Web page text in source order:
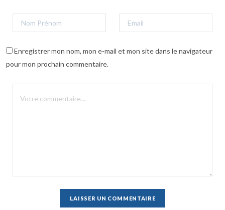
Enregistrer mon nom, mon e-mail et mon site dans le navigateur
pour mon prochain commentaire.